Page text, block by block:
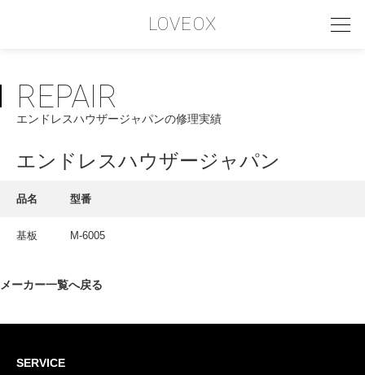
LOVEOX
PHILOSOPHY
フィロソフィー
COMPANY PROFILE
INTERVIEW
採用情報
REPAIR
エンドレスハウザージャパンの修理実績
エンドレスハウザージャパン
品名 型番
基板 M-6005
メーカー一覧へ戻る
SERVICE